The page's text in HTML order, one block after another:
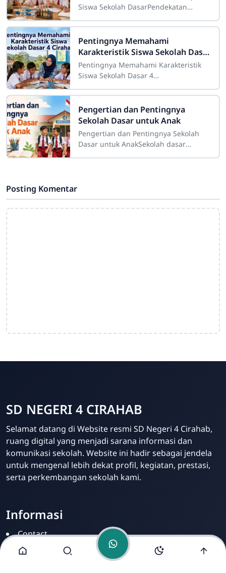
Admin
Online
Siswa Sekolah DasarPendekatan
sekolah dasar merupakan strategi
pembelajaran
Pentingnya Memahami
Karakteristik Siswa Sekolah Dasar
4 Cirahab
Pentingnya Memahami Karakteristik
Siswa Sekolah Dasar 4
merupakan salah satu bagian penting
dalam pelaksanaan
Pengertian dan Pentingnya
Sekolah Dasar untuk Anak
Pengertian dan Pentingnya Sekolah
Dasar untuk AnakSekolah dasar
Posting Komentar
SD NEGERI 4 CIRAHAB
Selamat datang di Website resmi SD Negeri 4 Cirahab,
ruang digital yang menjadi sarana informasi dan
komunikasi sekolah. Website ini hadir sebagai jendela
untuk mengenal lebih dekat profil, kegiatan, prestasi,
serta perkembangan sekolah kami.
Informasi
Contact
Disclamer